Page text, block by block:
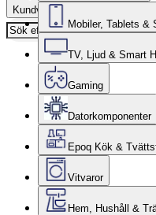
Kundvagn
Mobiler, Tablets &
TV, Ljud & Smart
Gaming
Datorkomponenter
Epoq Kök &
Vitvaror
Hem, Hushåll &